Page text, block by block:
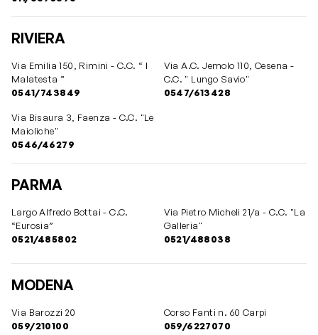
RIVIERA
Via Emilia 150, Rimini - C.C. “ I
Malatesta ”
0541/743849
Via Bisaura 3, Faenza - C.C. "Le
Maioliche"
0546/46279
Via A.C. Jemolo 110, Cesena -
C.C. " Lungo Savio"
0547/613428
PARMA
Largo Alfredo Bottai - C.C.
“Eurosia”
0521/485802
Via Pietro Micheli 21/a - C.C. "La
Galleria"
0521/488038
MODENA
Via Barozzi 20
059/210100
Corso Fanti n. 60 Carpi
059/6227070